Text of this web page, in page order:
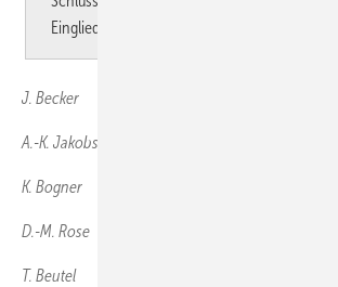
Eingliederungsmanagement (BEM) –
J. Becker
A.-K. Jakobs
K. Bogner
D.-M. Rose
T. Beutel